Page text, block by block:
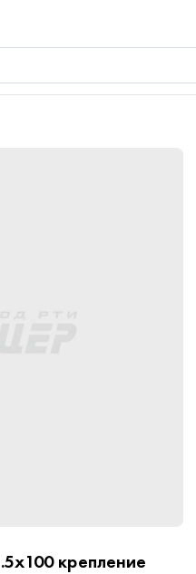
крепление